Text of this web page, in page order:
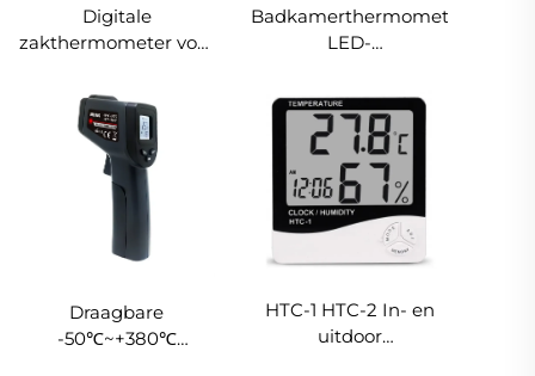
Digitale
zakthermometer voor
vleesthermometer
Badkamerthermometer
LED-
waterdichte
watertemperatuurmeter
Draagbare
-50℃~+380℃
HTC-1 HTC-2 In- en
uitdoor